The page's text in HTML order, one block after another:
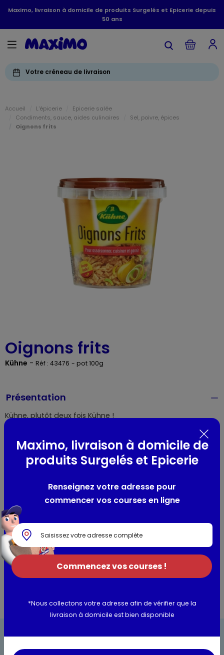
Maximo, livraison à domicile de produits Surgelés et Epicerie depuis
50 ans
Votre créneau de livraison
Accueil L'épicerie
Epicerie salée
Condiments, sauce, aides culinaires
Sel, poivre, épices
Oignons frits
Oignons frits
Kühne - Réf : 43476 - pot 100g
Présentation
Kühne, plutôt deux fois Kühne !
Utilisation et conservation
Composition / Ingrédients / Allergènes
Oignons (76%), huile de palme, farine de blé, sel.
Valeurs nutritionnelles
Informations complémentaires
Maximo, livraison à domicile de
produits Surgelés et Epicerie
Renseignez votre adresse pour
commencer vos courses en ligne
Commencez vos courses !
*Nous collectons votre adresse afin de vérifier que la
livraison à domicile est bien disponible